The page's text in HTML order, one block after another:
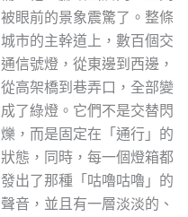
被眼前的景象震驚了。整條
城市的主幹道上，數百個交
通信號燈，從東邊到西邊，
從高架橋到巷弄口，全部變
成了綠燈。它們不是交替閃
爍，而是固定在「通行」的
狀態，同時，每一個燈箱都
發出了那種「咕嚕咕嚕」的
聲音，並且有一層淡淡的、